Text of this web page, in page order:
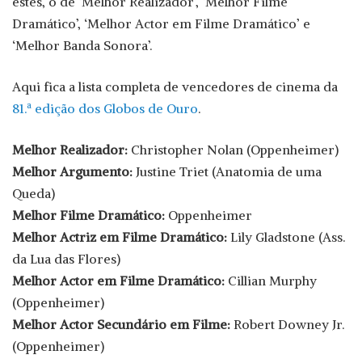
Dramático’, ‘Melhor Actor em Filme Dramático’ e
‘Melhor Banda Sonora’.
Aqui fica a lista completa de vencedores de cinema da
81.ª edição dos Globos de Ouro.
Melhor Realizador: Christopher Nolan (Oppenheimer)
Melhor Argumento: Justine Triet (Anatomia de uma
Queda)
Melhor Filme Dramático: Oppenheimer
Melhor Actriz em Filme Dramático: Lily Gladstone (Ass.
da Lua das Flores)
Melhor Actor em Filme Dramático: Cillian Murphy
(Oppenheimer)
Melhor Actor Secundário em Filme: Robert Downey Jr.
(Oppenheimer)